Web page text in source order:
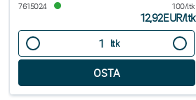
7615024 100/ltk
12,92EUR/ltk
ltk